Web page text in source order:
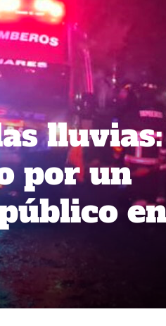
lluvias:
por un